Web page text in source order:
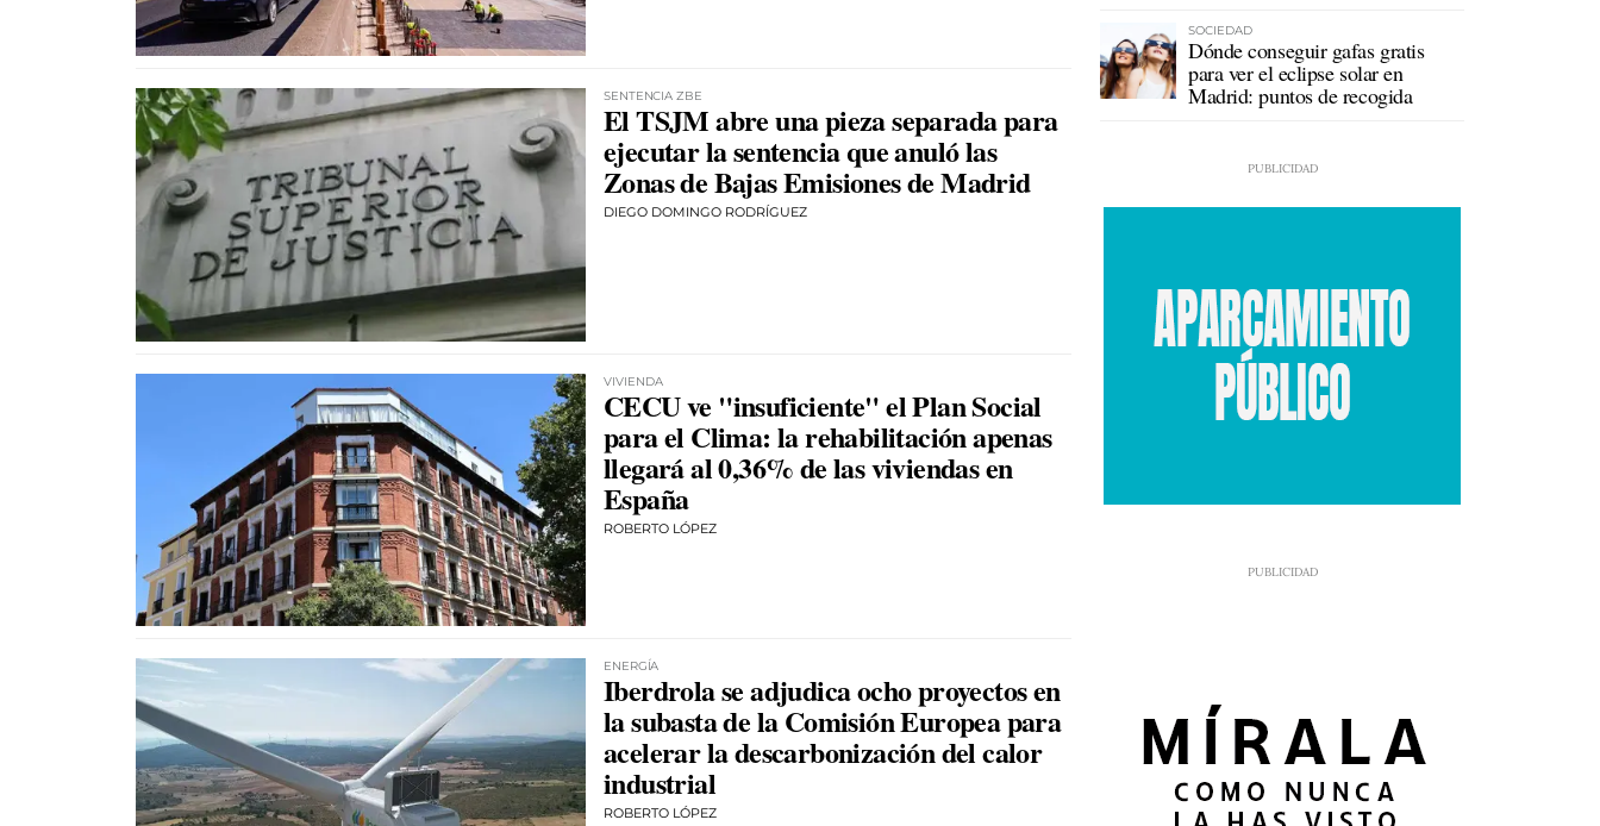
SENTENCIA ZBE
El TSJM abre una pieza separada para
ejecutar la sentencia que anuló las
Zonas de Bajas Emisiones de Madrid
DIEGO DOMINGO RODRÍGUEZ
VIVIENDA
CECU ve "insuficiente" el Plan Social
para el Clima: la rehabilitación apenas
llegará al 0,36% de las viviendas en
España
ROBERTO LÓPEZ
ENERGÍA
Iberdrola se adjudica ocho proyectos en
la subasta de la Comisión Europea para
acelerar la descarbonización del calor
industrial
ROBERTO LÓPEZ
SOCIEDAD
Dónde conseguir gafas gratis
para ver el eclipse solar en
Madrid: puntos de recogida